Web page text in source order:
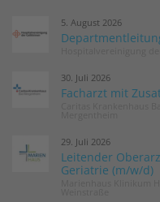
5. August 2026
30. Juli 2026
Facharzt mit
29. Juli 2026
Leitender
Geriatrie (m/w/d)